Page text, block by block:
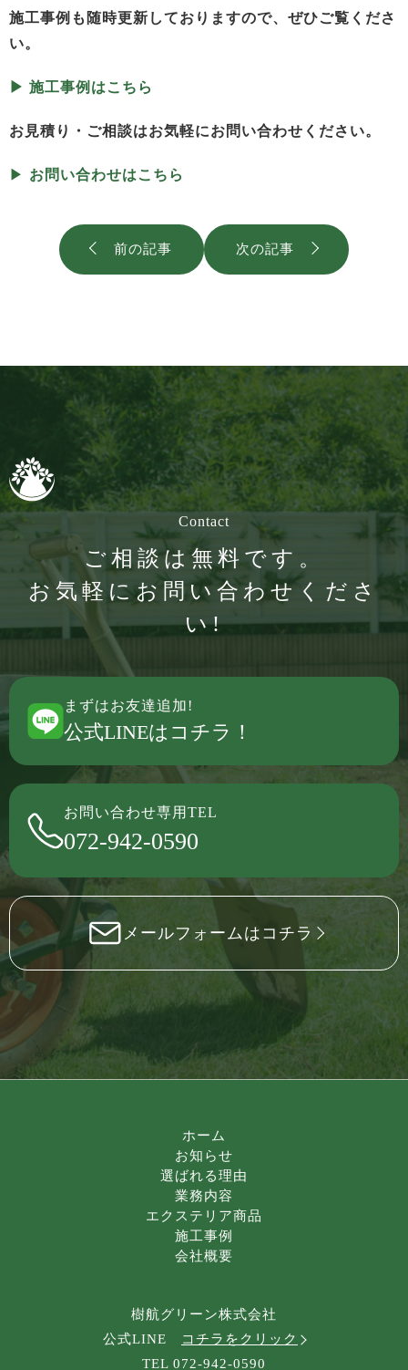
施工事例も随時更新しておりますので、ぜひご覧くださ
い。
▶︎ 施工事例はこちら
お見積り・ご相談はお気軽にお問い合わせください。
▶︎ お問い合わせはこちら
前の記事 次の記事
Contact
ご相談は無料です。
お気軽にお問い合わせくださ
い!
まずはお友達追加!
公式LINEはコチラ！
お問い合わせ専用TEL
072-942-0590
メールフォームはコチラ
ホーム
お知らせ
選ばれる理由
業務内容
エクステリア商品
施工事例
会社概要
樹航グリーン株式会社
公式LINE
コチラをクリック
TEL 072-942-0590